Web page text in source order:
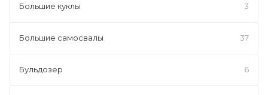
Большие куклы 3
Большие самосвалы 37
Бульдозер 6